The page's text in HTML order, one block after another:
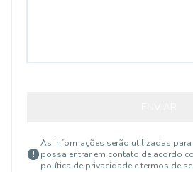
As informações serão utilizadas
possa entrar em contato de acordo
política de privacidade e termos de